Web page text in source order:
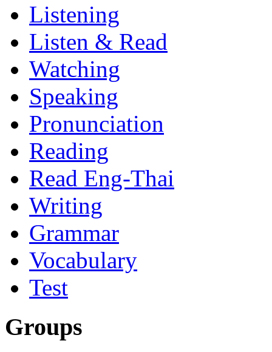
Listening
Listen & Read
Watching
Speaking
Pronunciation
Reading
Read Eng-Thai
Writing
Grammar
Vocabulary
Test
Groups